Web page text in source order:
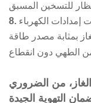
إمدادات الكهرباء
بمثابة مصدر طاقة
من الضروري
التهوية الجيدة